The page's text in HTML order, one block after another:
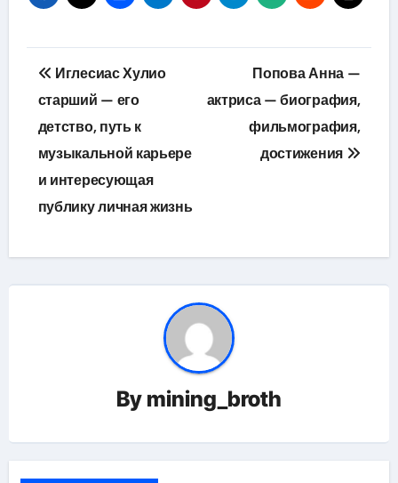
Навигация
по
записям
Иглесиас Хулио
старший — его
детство, путь к
музыкальной карьере
и интересующая
публику личная жизнь
Попова Анна —
актриса — биография,
фильмография,
достижения
By mining_broth